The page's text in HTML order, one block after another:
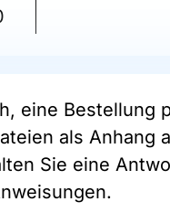
eine Bestellung
als Anhang
Sie eine